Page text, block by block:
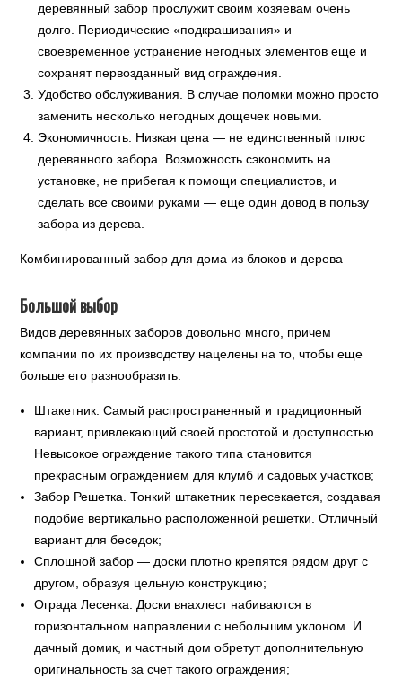
деревянный забор прослужит своим хозяевам очень
долго. Периодические «подкрашивания» и
своевременное устранение негодных элементов еще и
сохранят первозданный вид ограждения.
Удобство обслуживания. В случае поломки можно просто
заменить несколько негодных дощечек новыми.
Экономичность. Низкая цена — не единственный плюс
деревянного забора. Возможность сэкономить на
установке, не прибегая к помощи специалистов, и
сделать все своими руками — еще один довод в пользу
забора из дерева.
Комбинированный забор для дома из блоков и дерева
Большой выбор
Видов деревянных заборов довольно много, причем
компании по их производству нацелены на то, чтобы еще
больше его разнообразить.
Штакетник. Самый распространенный и традиционный
вариант, привлекающий своей простотой и доступностью.
Невысокое ограждение такого типа становится
прекрасным ограждением для клумб и садовых участков;
Забор Решетка. Тонкий штакетник пересекается, создавая
подобие вертикально расположенной решетки. Отличный
вариант для беседок;
Сплошной забор — доски плотно крепятся рядом друг с
другом, образуя цельную конструкцию;
Ограда Лесенка. Доски внахлест набиваются в
горизонтальном направлении с небольшим уклоном. И
дачный домик, и частный дом обретут дополнительную
оригинальность за счет такого ограждения;